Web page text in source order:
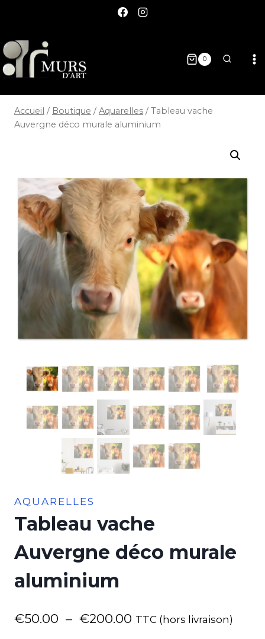
0
Accueil / Boutique / Aquarelles / Tableau vache
Auvergne déco murale aluminium
AQUARELLES
Tableau vache
Auvergne déco murale
aluminium
€50.00 – €200.00 TTC (hors livraison)